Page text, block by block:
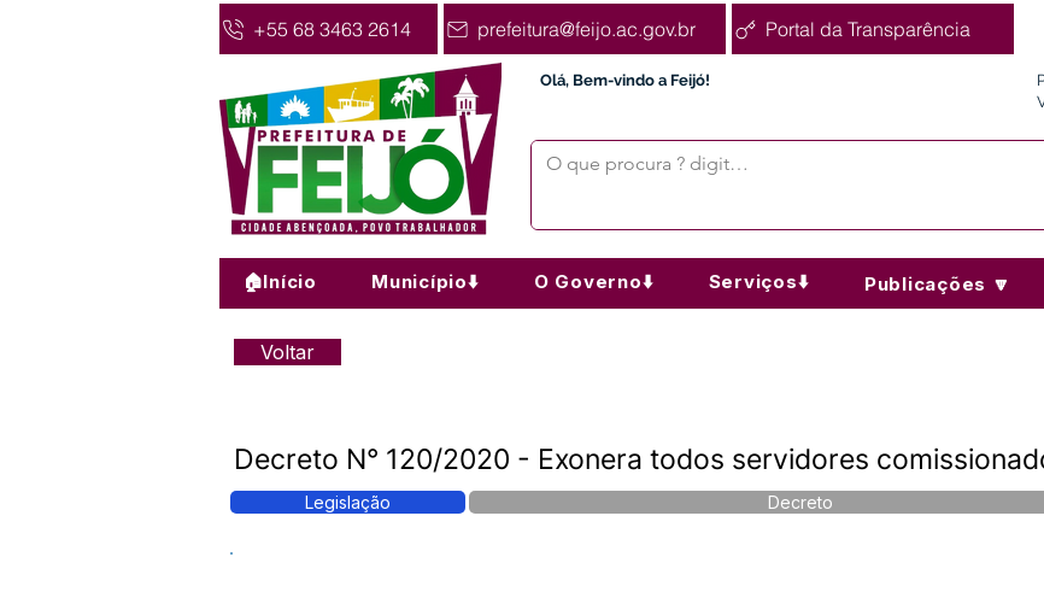
+55 68 3463 2614 prefeitura@feijo.ac.gov.br Portal da Transparência
Olá, Bem-vindo a Feijó!
🏠Início Município⬇️ O Governo⬇️ Serviços⬇️ Publicações 🔽
Voltar
Decreto N° 120/2020 - Exonera todos servidores
Legislação Decreto